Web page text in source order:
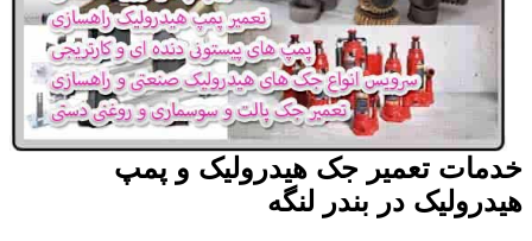
خدمات تعمیر جک هیدرولیک و پمپ
هیدرولیک در بندر لنگه